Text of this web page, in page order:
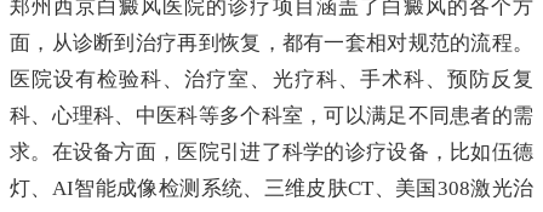
郑州西京白癜风医院的诊疗项目涵盖了白癜风的各个方
面，从诊断到治疗再到恢复，都有一套相对规范的流程。
医院设有检验科、治疗室、光疗科、手术科、预防反复
科、心理科、中医科等多个科室，可以满足不同患者的需
求。在设备方面，医院引进了科学的诊疗设备，比如伍德
灯、AI智能成像检测系统、三维皮肤CT、美国308激光治